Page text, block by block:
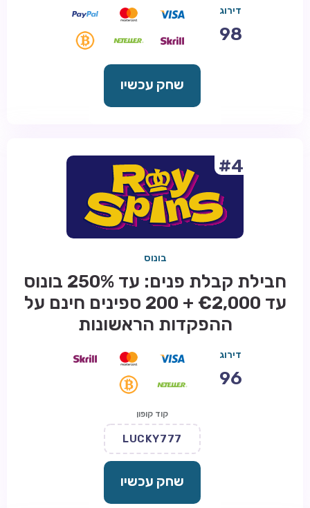
דירוג
98
שחק עכשיו
#4
בונוס
חבילת קבלת פנים: עד 250% בונוס
עד €2,000 + 200 ספינים חינם על
ההפקדות הראשונות
דירוג
96
קוד קופון
LUCKY777
שחק עכשיו